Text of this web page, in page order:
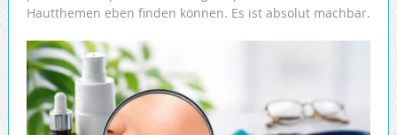
Hautthemen eben finden können. Es ist absolut machbar.